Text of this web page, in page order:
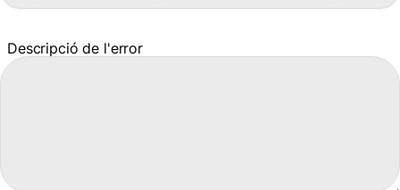
Descripció de l'error